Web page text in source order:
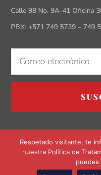
Calle 98 No. 9A-41 Oficina
PBX: +571 749 5739 – 749
Respetado visitante, te
nuestra Política de
puedes